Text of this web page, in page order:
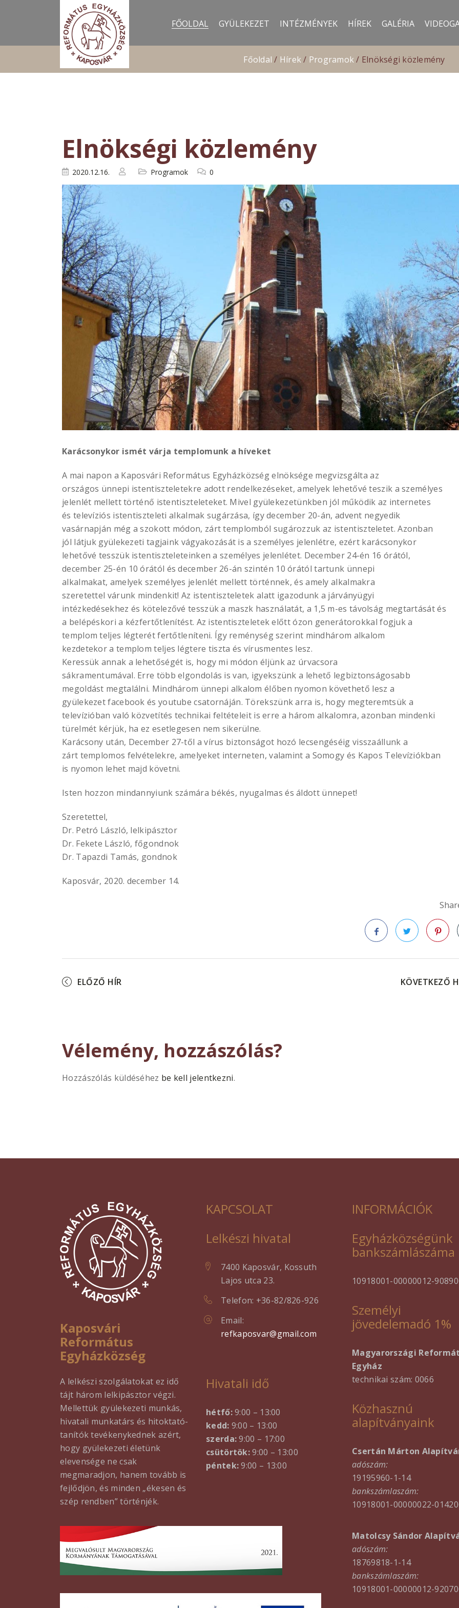
FŐOLDAL GYÜLEKEZET INTÉZMÉNYEK HÍREK GALÉRIA
Főoldal / Hírek/ Programok/ Elnökségi közlemény
Elnökségi közlemény
2020.12.16. Programok 0
Karácsonykor ismét várja templomunk a híveket
A mai napon a Kaposvári Református Egyházközség elnöksége megvizsgálta az
országos ünnepi istentiszteletekre adott rendelkezéseket, amelyek lehetővé teszik a személyes
jelenlét mellett történő istentiszteleteket. Mivel gyülekezetünkben jól működik az internetes
és televíziós istentiszteleti alkalmak sugárzása, így december 20-án, advent negyedik
vasárnapján még a szokott módon, zárt templomból sugározzuk az istentiszteletet. Azonban
jól látjuk gyülekezeti tagjaink vágyakozását is a személyes jelenlétre, ezért karácsonykor
lehetővé tesszük istentiszteleteinken a személyes jelenlétet. December 24-én 16 órától,
december 25-én 10 órától és december 26-án szintén 10 órától tartunk ünnepi
alkalmakat, amelyek személyes jelenlét mellett történnek, és amely alkalmakra
szeretettel várunk mindenkit! Az istentiszteletek alatt igazodunk a járványügyi
intézkedésekhez és kötelezővé tesszük a maszk használatát, a 1,5 m-es távolság megtartását és
a belépéskori a kézfertőtlenítést. Az istentiszteletek előtt ózon generátorokkal fogjuk a
templom teljes légterét fertőtleníteni. Így reménység szerint mindhárom alkalom
kezdetekor a templom teljes légtere tiszta és vírusmentes lesz.
Keressük annak a lehetőségét is, hogy mi módon éljünk az úrvacsora
sákramentumával. Erre több elgondolás is van, igyekszünk a lehető legbiztonságosabb
megoldást megtalálni. Mindhárom ünnepi alkalom élőben nyomon követhető lesz a
gyülekezet facebook és youtube csatornáján. Törekszünk arra is, hogy megteremtsük a
televízióban való közvetítés technikai feltételeit is erre a három alkalomra, azonban mindenki
türelmét kérjük, ha ez esetlegesen nem sikerülne.
Karácsony után, December 27-től a vírus biztonságot hozó lecsengéséig visszaállunk a
zárt templomos felvételekre, amelyeket interneten, valamint a Somogy és Kapos Televíziókban
is nyomon lehet majd követni.
Isten hozzon mindannyiunk számára békés, nyugalmas és áldott ünnepet!
Szeretettel,
Dr. Petró László, lelkipásztor
Dr. Fekete László, főgondnok
Dr. Tapazdi Tamás, gondnok
Kaposvár, 2020. december 14.
ELŐZŐ HÍR KÖVETKEZŐ
Vélemény, hozzászólás?
Hozzászólás küldéséhez be kell jelentkezni.
Kaposvári
Református
Egyházközség
A lelkészi szolgálatokat ez idő
tájt három lelkipásztor végzi.
Mellettük gyülekezeti munkás,
hivatali munkatárs és hitoktató-
tanítók tevékenykednek azért,
hogy gyülekezeti életünk
elevensége ne csak
megmaradjon, hanem tovább is
fejlődjön, és minden „ékesen és
szép rendben” történjék.
KAPCSOLAT
Lelkészi hivatal
7400 Kaposvár, Kossuth
Lajos utca 23.
Telefon: +36-82/826-926
Email:
refkaposvar@gmail.com
Hivatali idő
hétfő:9:00 – 13:00
kedd: 9:00 – 13:00
szerda:9:00 – 17:00
csütörtök:9:00 – 13:00
péntek:9:00 – 13:00
INFORMÁCIÓK
Egyházközségünk
bankszámlászáma
10918001-00000012-
Személyi
jövedelemadó 1%
Magyarországi
Egyház
technikai szám: 0066
Közhasznú
alapítványaink
Csertán Márton
adószám:
19195960-1-14
bankszámlaszám:
10918001-00000022-
Matolcsy Sándor
adószám:
18769818-1-14
bankszámlaszám:
10918001-00000012-